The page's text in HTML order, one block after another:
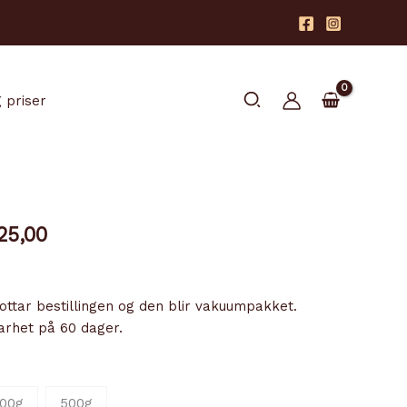
priser Søk
Prisområde:
kr 325,00
bestillingen og den blir vakuumpakket.
på 60 dager.
500g